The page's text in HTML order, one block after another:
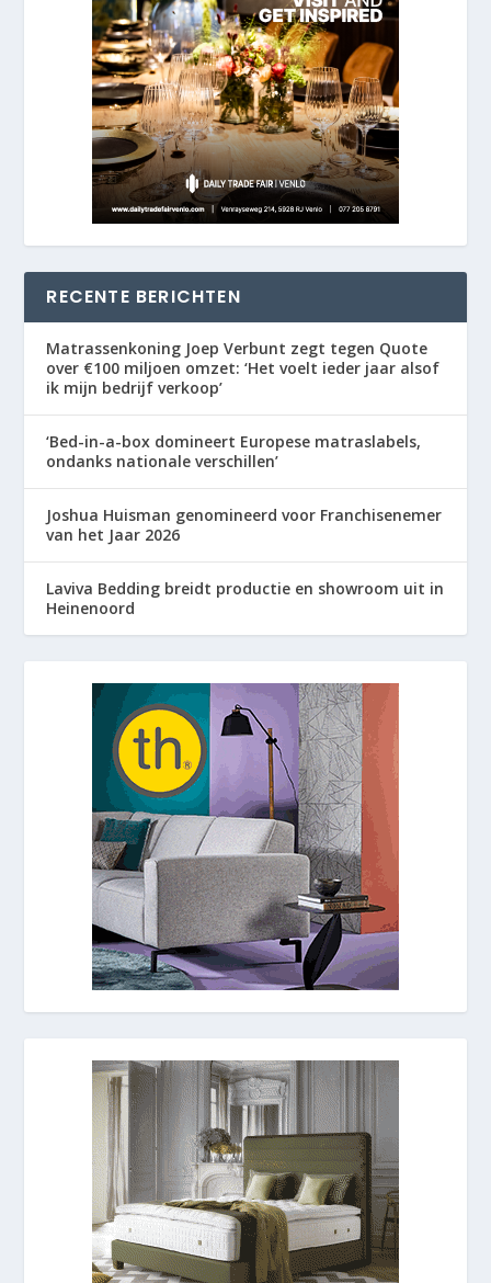
RECENTE BERICHTEN
Matrassenkoning Joep Verbunt zegt tegen Quote
over €100 miljoen omzet: ‘Het voelt ieder jaar alsof
ik mijn bedrijf verkoop’
‘Bed-in-a-box domineert Europese matraslabels,
ondanks nationale verschillen’
Joshua Huisman genomineerd voor Franchisenemer
van het Jaar 2026
Laviva Bedding breidt productie en showroom uit in
Heinenoord